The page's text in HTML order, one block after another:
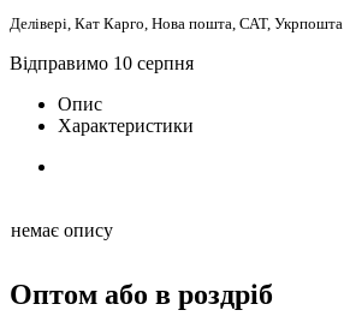
Делівері, Кат Карго, Нова пошта, САТ, Укрпошта
Відправимо 10 серпня
Опис
Характеристики
немає опису
Оптом або в роздріб